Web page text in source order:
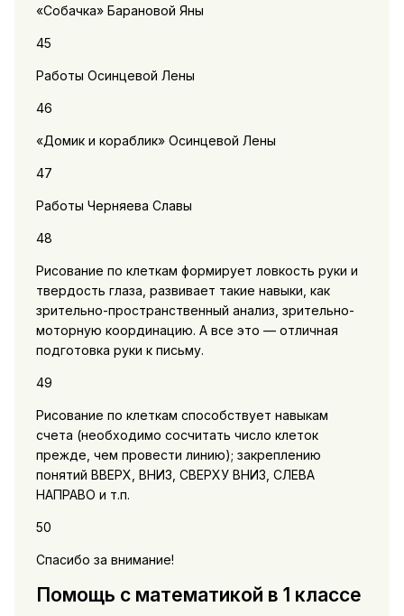
«Собачка» Барановой Яны
45
Работы Осинцевой Лены
46
«Домик и кораблик» Осинцевой Лены
47
Работы Черняева Славы
48
Рисование по клеткам формирует ловкость руки и
твердость глаза, развивает такие навыки, как
зрительно-пространственный анализ, зрительно-
моторную координацию. А все это — отличная
подготовка руки к письму.
49
Рисование по клеткам способствует навыкам
счета (необходимо сосчитать число клеток
прежде, чем провести линию); закреплению
понятий ВВЕРХ, ВНИЗ, СВЕРХУ ВНИЗ, СЛЕВА
НАПРАВО и т.п.
50
Спасибо за внимание!
Помощь с математикой в 1 классе